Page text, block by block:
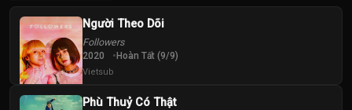
Người Theo Dõi
Followers
2020 Hoàn Tất (9/9)
Vietsub
Phù Thuỷ Có Thật